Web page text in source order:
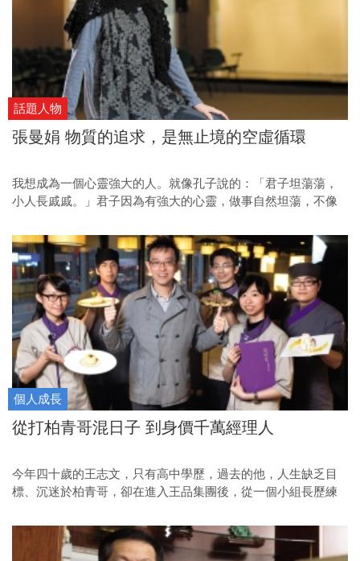
話題人物
張曼娟 物質的追求，是無止境的空虛循環
我想成為一個心靈強大的人。就像孔子說的：「君子坦蕩蕩，
小人長戚戚。」君子因為有強大的心靈，做事自然坦蕩，不像
計、不擔憂的前提，是不去在意旁人的無謂眼光。
個人成長
從打柏青哥混日子 到身價千萬經理人
今年四十歲的王志文，只有高中學歷，過去的他，人生缺乏目
標、沉迷於柏青哥，卻在進入王品集團後，從一個小組長歷練
求員工的企業裡，闖出自己的一片天？